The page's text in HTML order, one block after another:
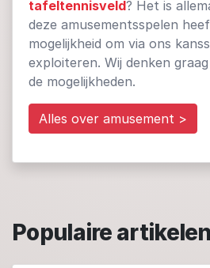
tafeltennisveld? Het is
deze amusementsspelen
mogelijkheid om via ons
exploiteren. Wij denken
de mogelijkheden.
Alles over amusement >
Populaire artikelen